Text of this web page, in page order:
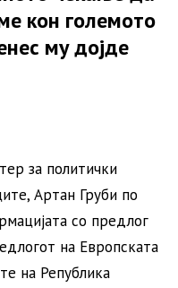
кон големото
му дојде
за политички
Артан Груби по
со предлог
на Европската
на Република